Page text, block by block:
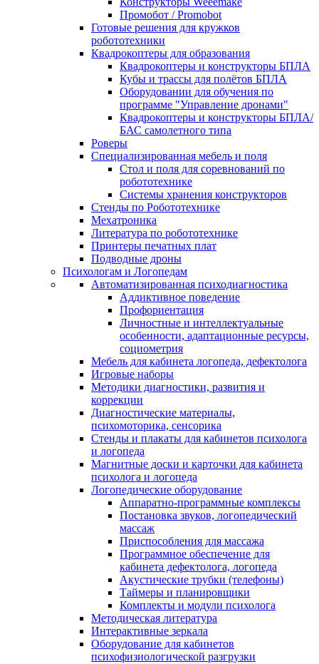
Промобот / Promobot
Готовые решения для кружков
робототехники
Квадрокоптеры для образования
Квадрокоптеры и конструкторы БПЛА
Кубы и трассы для полётов БПЛА
Оборудовании для обучения по
программе "Управление дронами"
Квадрокоптеры и конструкторы БПЛА/
БАС самолетного типа
Роверы
Специализированная мебель и поля
Стол и поля для соревнований по
робототехнике
Системы хранения конструкторов
Стенды по Робототехнике
Мехатроника
Литература по робототехнике
Принтеры печатных плат
Подводные дроны
Психологам и Логопедам
Автоматизированная психодиагностика
Аддиктивное поведение
Профориентация
Личностные и интеллектуальные
особенности, адаптационные ресурсы,
социометрия
Мебель для кабинета логопеда, дефектолога
Игровые наборы
Методики диагностики, развития и
коррекции
Диагностические материалы,
психомоторика, сенсорика
Стенды и плакаты для кабинетов психолога
и логопеда
Магнитные доски и карточки для кабинета
психолога и логопеда
Логопедические оборудование
Аппаратно-программные комплексы
Постановка звуков, логопедический
массаж
Приспособления для массажа
Программное обеспечение для
кабинета дефектолога, логопеда
Акустические трубки (телефоны)
Таймеры и планировщики
Комплекты и модули психолога
Методическая литература
Интерактивные зеркала
Оборудование для кабинетов
психофизиологической разгрузки